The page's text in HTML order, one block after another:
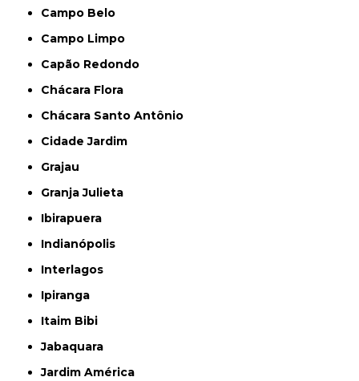
Campo Belo
Campo Limpo
Capão Redondo
Chácara Flora
Chácara Santo Antônio
Cidade Jardim
Grajau
Granja Julieta
Ibirapuera
Indianópolis
Interlagos
Ipiranga
Itaim Bibi
Jabaquara
Jardim América